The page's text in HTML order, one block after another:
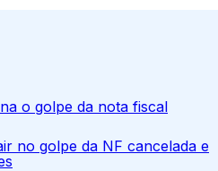
o golpe da nota fiscal
no golpe da NF cancelada e